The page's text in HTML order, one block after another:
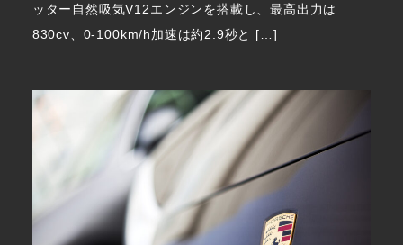
ッター自然吸気V12エンジンを搭載し、最高出力は
830cv、0-100km/h加速は約2.9秒と […]